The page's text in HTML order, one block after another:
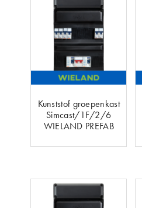
Kunststof groepenkast
Simcast/1F/2/6
WIELAND PREFAB